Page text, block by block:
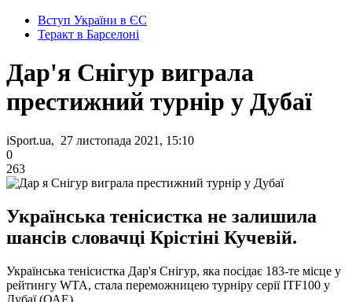
Вступ України в ЄС
Теракт в Барселоні
Дар'я Снігур виграла
престижний турнір у Дубаї
iSport.ua, 27 листопада 2021, 15:10
0
263
Українська тенісистка не залишила
шансів словачці Крістіні Кучевій.
Українська тенісистка Дар'я Снігур, яка посідає 183-те місце у
рейтингу WTA, стала переможницею турніру серії ITF100 у
Дубаї (ОАЕ).